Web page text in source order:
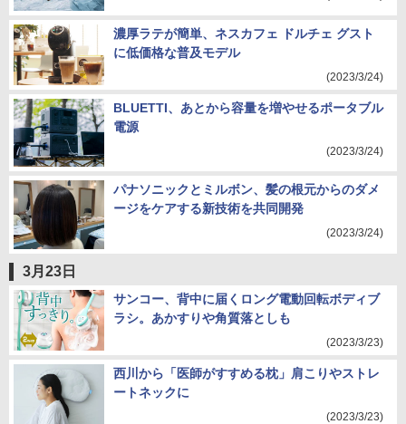
濃厚ラテが簡単、ネスカフェ ドルチェ グスト
に低価格な普及モデル
(2023/3/24)
BLUETTI、あとから容量を増やせるポータブル
電源
(2023/3/24)
パナソニックとミルボン、髪の根元からのダメ
ージをケアする新技術を共同開発
(2023/3/24)
3月23日
サンコー、背中に届くロング電動回転ボディブ
ラシ。あかすりや角質落としも
(2023/3/23)
西川から「医師がすすめる枕」肩こりやストレ
ートネックに
(2023/3/23)